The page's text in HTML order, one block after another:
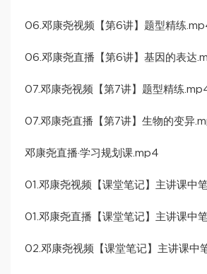
06.邓康尧视频【第6讲】题型精练
06.邓康尧直播【第6讲】基因的表达
07.邓康尧视频【第7讲】题型精练
07.邓康尧直播【第7讲】生物的变异
邓康尧直播·学习规划课.mp4
01.邓康尧视频【课堂笔记】主讲课中
01.邓康尧直播【课堂笔记】主讲课中
02.邓康尧视频【课堂笔记】主讲课中